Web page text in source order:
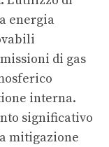
energia
di gas
interna.
significativo
mitigazione